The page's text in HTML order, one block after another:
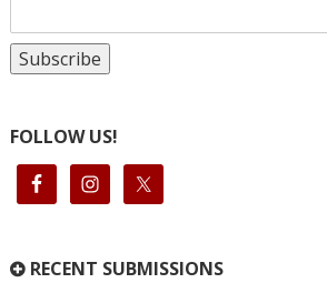
FOLLOW US!
RECENT SUBMISSIONS